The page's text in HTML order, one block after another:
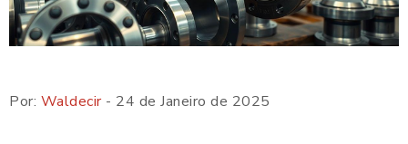
Por: Waldecir- 24 de Janeiro de 2025